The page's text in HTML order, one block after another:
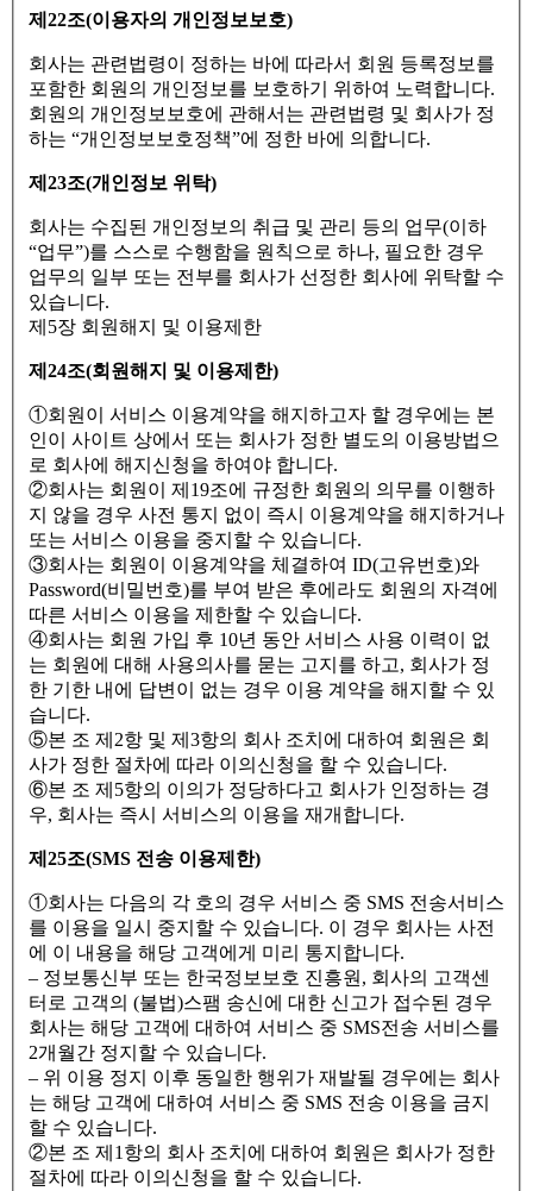
제22조(이용자의 개인정보보호)
회사는 관련법령이 정하는 바에 따라서 회원 등록정보를
포함한 회원의 개인정보를 보호하기 위하여 노력합니다.
회원의 개인정보보호에 관해서는 관련법령 및 회사가 정
하는 “개인정보보호정책”에 정한 바에 의합니다.
제23조(개인정보 위탁)
회사는 수집된 개인정보의 취급 및 관리 등의 업무(이하
“업무”)를 스스로 수행함을 원칙으로 하나, 필요한 경우
업무의 일부 또는 전부를 회사가 선정한 회사에 위탁할 수
있습니다.
제5장 회원해지 및 이용제한
제24조(회원해지 및 이용제한)
①회원이 서비스 이용계약을 해지하고자 할 경우에는 본
인이 사이트 상에서 또는 회사가 정한 별도의 이용방법으
로 회사에 해지신청을 하여야 합니다.
②회사는 회원이 제19조에 규정한 회원의 의무를 이행하
지 않을 경우 사전 통지 없이 즉시 이용계약을 해지하거나
또는 서비스 이용을 중지할 수 있습니다.
③회사는 회원이 이용계약을 체결하여 ID(고유번호)와
Password(비밀번호)를 부여 받은 후에라도 회원의 자격에
따른 서비스 이용을 제한할 수 있습니다.
④회사는 회원 가입 후 10년 동안 서비스 사용 이력이 없
는 회원에 대해 사용의사를 묻는 고지를 하고, 회사가 정
한 기한 내에 답변이 없는 경우 이용 계약을 해지할 수 있
습니다.
⑤본 조 제2항 및 제3항의 회사 조치에 대하여 회원은 회
사가 정한 절차에 따라 이의신청을 할 수 있습니다.
⑥본 조 제5항의 이의가 정당하다고 회사가 인정하는 경
우, 회사는 즉시 서비스의 이용을 재개합니다.
제25조(SMS 전송 이용제한)
①회사는 다음의 각 호의 경우 서비스 중 SMS 전송서비스
를 이용을 일시 중지할 수 있습니다. 이 경우 회사는 사전
에 이 내용을 해당 고객에게 미리 통지합니다.
– 정보통신부 또는 한국정보보호 진흥원, 회사의 고객센
터로 고객의 (불법)스팸 송신에 대한 신고가 접수된 경우
회사는 해당 고객에 대하여 서비스 중 SMS전송 서비스를
2개월간 정지할 수 있습니다.
– 위 이용 정지 이후 동일한 행위가 재발될 경우에는 회사
는 해당 고객에 대하여 서비스 중 SMS 전송 이용을 금지
할 수 있습니다.
②본 조 제1항의 회사 조치에 대하여 회원은 회사가 정한
절차에 따라 이의신청을 할 수 있습니다.